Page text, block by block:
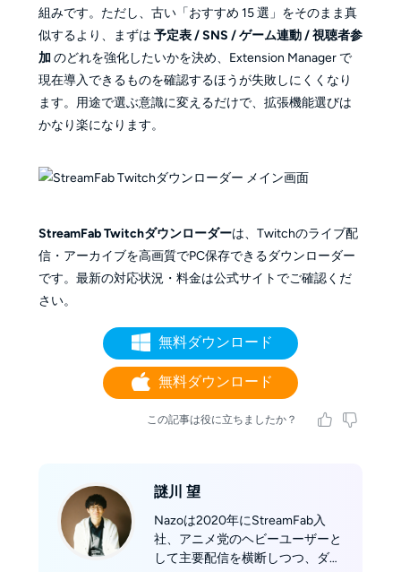
組みです。ただし、古い「おすすめ 15 選」をそのまま真
似するより、まずは 予定表 / SNS / ゲーム連動 / 視聴者参
加のどれを強化したいかを決め、Extension Manager で
現在導入できるものを確認するほうが失敗しにくくなり
ます。用途で選ぶ意識に変えるだけで、拡張機能選びは
かなり楽になります。
StreamFab Twitchダウンローダーは、Twitchのライブ配
信・アーカイブを高画質でPC保存できるダウンローダー
です。最新の対応状況・料金は公式サイトでご確認くだ
さい。
無料ダウンロード
無料ダウンロード
この記事は役に立ちましたか？
謎川 望
Nazoは2020年にStreamFab入
社、アニメ党のヘビーユーザーと
して主要配信を横断しつつ、ダウ